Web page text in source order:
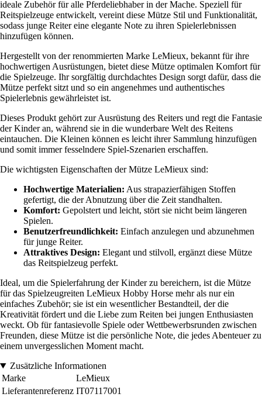
ideale Zubehör für alle Pferdeliebhaber in der Mache. Speziell für
Reitspielzeuge entwickelt, vereint diese Mütze Stil und Funktionalität,
sodass junge Reiter eine elegante Note zu ihren Spielerlebnissen
hinzufügen können.
Hergestellt von der renommierten Marke LeMieux, bekannt für ihre
hochwertigen Ausrüstungen, bietet diese Mütze optimalen Komfort für
die Spielzeuge. Ihr sorgfältig durchdachtes Design sorgt dafür, dass die
Mütze perfekt sitzt und so ein angenehmes und authentisches
Spielerlebnis gewährleistet ist.
Dieses Produkt gehört zur Ausrüstung des Reiters und regt die Fantasie
der Kinder an, während sie in die wunderbare Welt des Reitens
eintauchen. Die Kleinen können es leicht ihrer Sammlung hinzufügen
und somit immer fesselndere Spiel-Szenarien erschaffen.
Die wichtigsten Eigenschaften der Mütze LeMieux sind:
Hochwertige Materialien: Aus strapazierfähigen Stoffen
gefertigt, die der Abnutzung über die Zeit standhalten.
Komfort: Gepolstert und leicht, stört sie nicht beim längeren
Spielen.
Benutzerfreundlichkeit: Einfach anzulegen und abzunehmen
für junge Reiter.
Attraktives Design: Elegant und stilvoll, ergänzt diese Mütze
das Reitspielzeug perfekt.
Ideal, um die Spielerfahrung der Kinder zu bereichern, ist die Mütze
für das Spielzeugreiten LeMieux Hobby Horse mehr als nur ein
einfaches Zubehör; sie ist ein wesentlicher Bestandteil, der die
Kreativität fördert und die Liebe zum Reiten bei jungen Enthusiasten
weckt. Ob für fantasievolle Spiele oder Wettbewerbsrunden zwischen
Freunden, diese Mütze ist die persönliche Note, die jedes Abenteuer zu
einem unvergesslichen Moment macht.
Zusätzliche Informationen
Marke
LeMieux
Lieferantenreferenz IT07117001